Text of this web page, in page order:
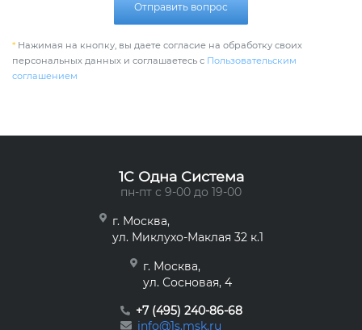
Отправить вопрос
* Нажимая на кнопку, вы даете согласие на обработку своих
персональных данных и соглашаетесь с Пользовательским
соглашением
1C Одна Система
пн-пт с 9-00 до 19-00
г. Москва,
ул. Миклухо-Маклая 32 к.1
г. Москва,
ул. Сосновая, 4
+7 (495) 240-86-68
info@1s.msk.ru